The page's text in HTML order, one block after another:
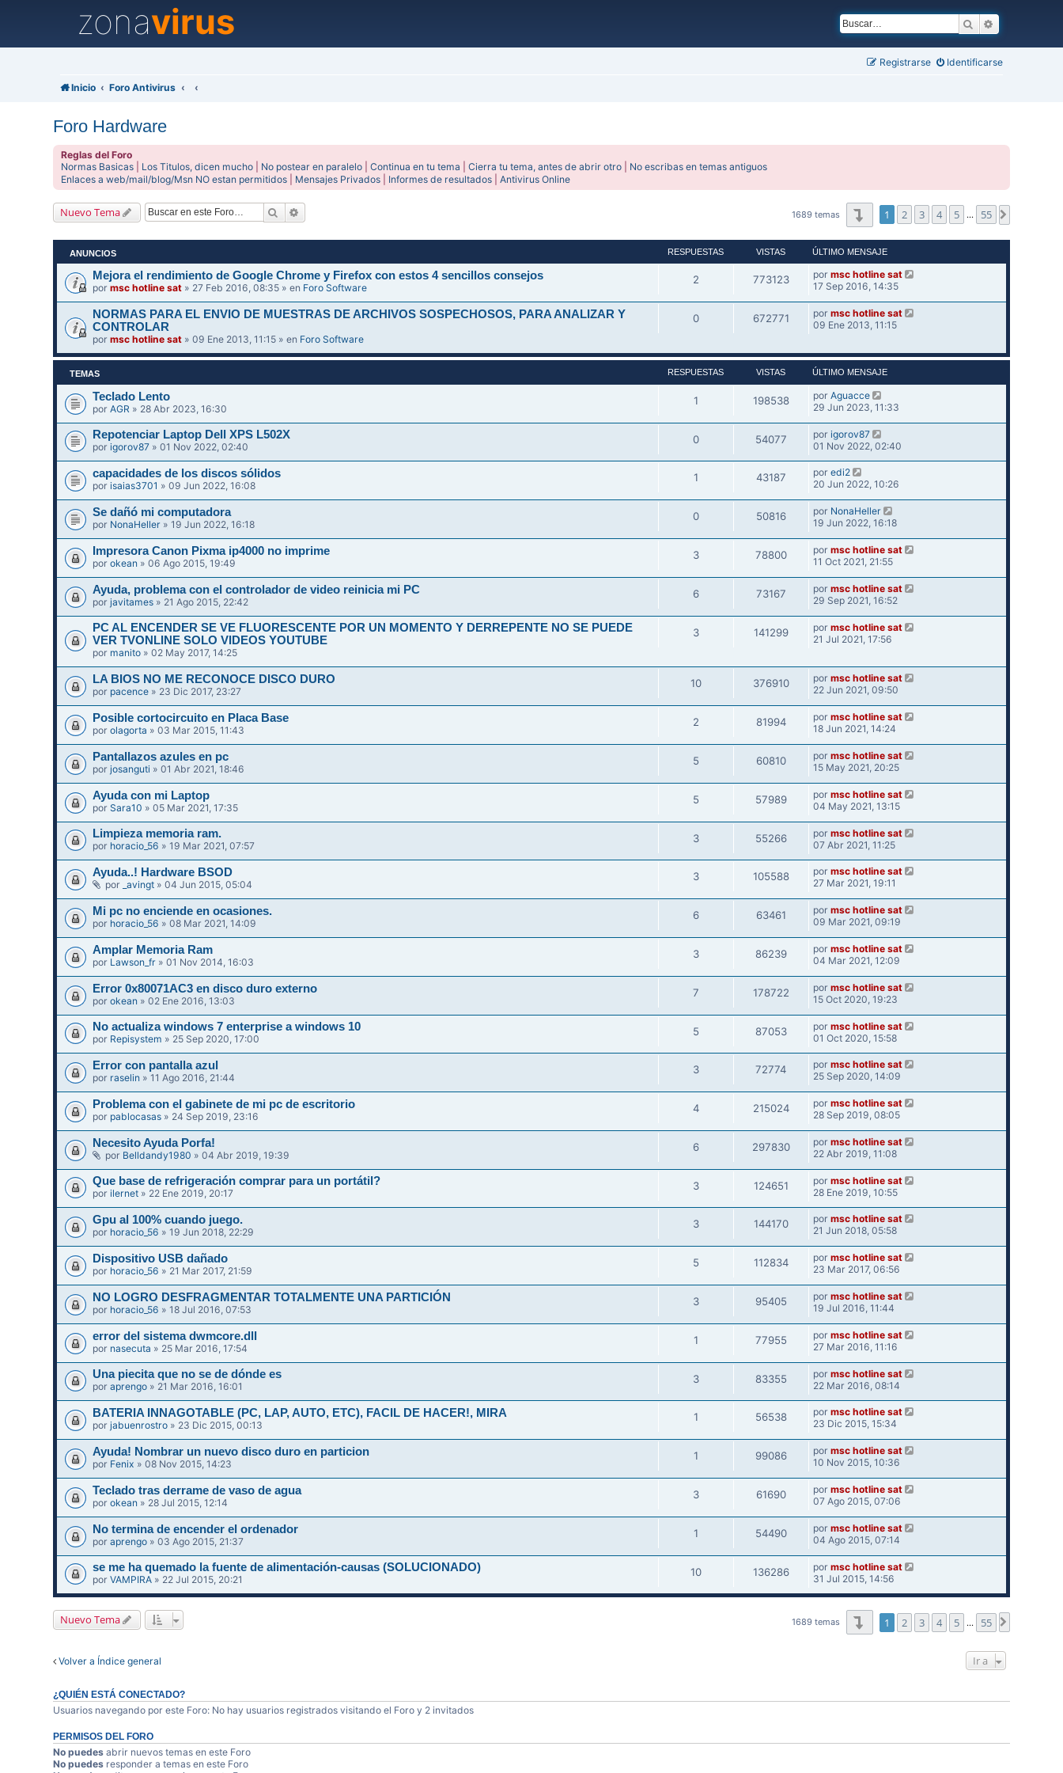
zonavirus Buscar
Identificarse
Registrarse
Inicio Foro Antivirus
Foro Hardware
Reglas del Foro
Normas Basicas
Los Titulos, dicen mucho No postear en paralelo |Continua en tu tema |Cierra tu tema, antes de abrir otro
No escribas en temas antiguos
Enlaces a web/mail/blog/Msn NO estan permitidos
Mensajes Privados Informes de resultados |Antivirus Online
Nuevo Tema Buscar 1689 temas Página1 de
1 2 3 4 5 … 55
ANUNCIOS RESPUESTAS VISTAS ÚLTIMO MENSAJE
Mejora el rendimiento de Google Chrome y Firefox con estos 4 sencillos consejos
pormsc hotline sat » 27 Feb 2016, 08:35 » en Foro Software
2 773123 por msc hotline sat
17 Sep 2016, 14:35
NORMAS PARA EL ENVIO DE MUESTRAS DE ARCHIVOS SOSPECHOSOS, PARA ANALIZAR Y
CONTROLAR
pormsc hotline sat » 09 Ene 2013, 11:15 » en Foro Software
0 672771 por msc hotline sat
09 Ene 2013, 11:15
TEMAS RESPUESTAS VISTAS ÚLTIMO MENSAJE
Teclado Lento
porAGR » 28 Abr 2023, 16:30
1 198538 por Aguacce
29 Jun 2023, 11:33
Repotenciar Laptop Dell XPS L502X
porigorov87 » 01 Nov 2022, 02:40
0 54077 por igorov87
01 Nov 2022, 02:40
capacidades de los discos sólidos
porisaias3701 » 09 Jun 2022, 16:08
1 43187 por edi2
20 Jun 2022, 10:26
Se dañó mi computadora
por NonaHeller » 19 Jun 2022, 16:18
0 50816 por NonaHeller
19 Jun 2022, 16:18
Impresora Canon Pixma ip4000 no imprime
porokean » 06 Ago 2015, 19:49
3 78800 por msc hotline sat
11 Oct 2021, 21:55
Ayuda, problema con el controlador de video reinicia mi PC
porjavitames » 21 Ago 2015, 22:42
6 73167 por msc hotline sat
29 Sep 2021, 16:52
PC AL ENCENDER SE VE FLUORESCENTE POR UN MOMENTO Y DERREPENTE NO SE PUEDE
VER TVONLINE SOLO VIDEOS YOUTUBE
por manito » 02 May 2017, 14:25
3 141299 por msc hotline sat
21 Jul 2021, 17:56
LA BIOS NO ME RECONOCE DISCO DURO
por pacence » 23 Dic 2017, 23:27
10 376910 por msc hotline sat
22 Jun 2021, 09:50
Posible cortocircuito en Placa Base
porolagorta » 03 Mar 2015, 11:43
2 81994 por msc hotline sat
18 Jun 2021, 14:24
Pantallazos azules en pc
porjosanguti » 01 Abr 2021, 18:46
5 60810 por msc hotline sat
15 May 2021, 20:25
Ayuda con mi Laptop
porSara10 » 05 Mar 2021, 17:35
5 57989 por msc hotline sat
04 May 2021, 13:15
Limpieza memoria ram.
por horacio_56 » 19 Mar 2021, 07:57
3 55266 por msc hotline sat
07 Abr 2021, 11:25
Ayuda..! Hardware BSOD
por _avingt » 04 Jun 2015, 05:04
3 105588 por msc hotline sat
27 Mar 2021, 19:11
Mi pc no enciende en ocasiones.
por horacio_56 » 08 Mar 2021, 14:09
6 63461 por msc hotline sat
09 Mar 2021, 09:19
Amplar Memoria Ram
por Lawson_fr » 01 Nov 2014, 16:03
3 86239 por msc hotline sat
04 Mar 2021, 12:09
Error 0x80071AC3 en disco duro externo
porokean » 02 Ene 2016, 13:03
7 178722 por msc hotline sat
15 Oct 2020, 19:23
No actualiza windows 7 enterprise a windows 10
por Repisystem » 25 Sep 2020, 17:00
5 87053 por msc hotline sat
01 Oct 2020, 15:58
Error con pantalla azul
por raselin » 11 Ago 2016, 21:44
3 72774 por msc hotline sat
25 Sep 2020, 14:09
Problema con el gabinete de mi pc de escritorio
por pablocasas » 24 Sep 2019, 23:16
4 215024 por msc hotline sat
28 Sep 2019, 08:05
Necesito Ayuda Porfa!
por Belldandy1980 » 04 Abr 2019, 19:39
6 297830 por msc hotline sat
22 Abr 2019, 11:08
Que base de refrigeración comprar para un portátil?
porilernet » 22 Ene 2019, 20:17
3 124651 por msc hotline sat
28 Ene 2019, 10:55
Gpu al 100% cuando juego.
por horacio_56 » 19 Jun 2018, 22:29
3 144170 por msc hotline sat
21 Jun 2018, 05:58
Dispositivo USB dañado
por horacio_56 » 21 Mar 2017, 21:59
5 112834 por msc hotline sat
23 Mar 2017, 06:56
NO LOGRO DESFRAGMENTAR TOTALMENTE UNA PARTICIÓN
por horacio_56 » 18 Jul 2016, 07:53
3 95405 por msc hotline sat
19 Jul 2016, 11:44
error del sistema dwmcore.dll
por nasecuta » 25 Mar 2016, 17:54
1 77955 por msc hotline sat
27 Mar 2016, 11:16
Una piecita que no se de dónde es
poraprengo » 21 Mar 2016, 16:01
3 83355 por msc hotline sat
22 Mar 2016, 08:14
BATERIA INNAGOTABLE (PC, LAP, AUTO, ETC), FACIL DE HACER!, MIRA
porjabuenrostro » 23 Dic 2015, 00:13
1 56538 por msc hotline sat
23 Dic 2015, 15:34
Ayuda! Nombrar un nuevo disco duro en particion
por Fenix » 08 Nov 2015, 14:23
1 99086 por msc hotline sat
10 Nov 2015, 10:36
Teclado tras derrame de vaso de agua
porokean » 28 Jul 2015, 12:14
3 61690 por msc hotline sat
07 Ago 2015, 07:06
No termina de encender el ordenador
poraprengo » 03 Ago 2015, 21:37
1 54490 por msc hotline sat
04 Ago 2015, 07:14
se me ha quemado la fuente de alimentación-causas (SOLUCIONADO)
porVAMPIRA » 22 Jul 2015, 20:21
10 136286 por msc hotline sat
31 Jul 2015, 14:56
Nuevo Tema 1689 temas Página1 de
1 2 3 4 5 … 55
Volver a Índice general Ir a
¿QUIÉN ESTÁ CONECTADO?
Usuarios navegando por este Foro: No hay usuarios registrados visitando el Foro y 2 invitados
PERMISOS DEL FORO
No puedes abrir nuevos temas en este Foro
No puedes responder a temas en este Foro